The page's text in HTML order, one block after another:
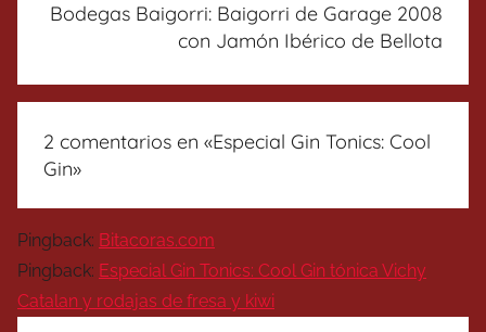
Bodegas Baigorri: Baigorri de Garage 2008
con Jamón Ibérico de Bellota
2 comentarios en «Especial Gin Tonics: Cool
Gin»
Pingback: Bitacoras.com
Pingback: Especial Gin Tonics: Cool Gin tónica Vichy
Catalan y rodajas de fresa y kiwi